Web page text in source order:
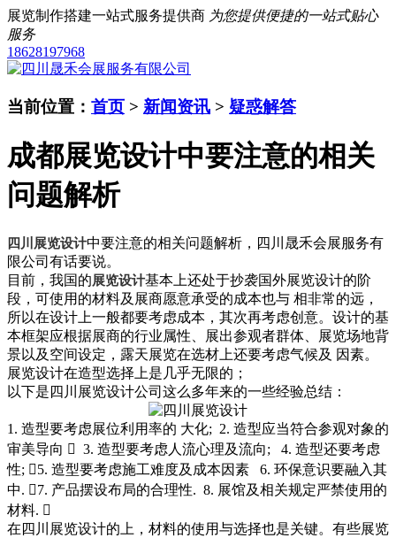
展览制作搭建一站式服务提供商 为您提供便捷的一站式贴心
服务
18628197968
当前位置： 首页 > 新闻资讯 > 疑惑解答
成都展览设计中要注意的相关
问题解析
四川展览设计中要注意的相关问题解析，四川晟禾会展服务有
限公司有话要说。
目前，我国的展览设计基本上还处于抄袭国外展览设计的阶
段，可使用的材料及展商愿意承受的成本也与 相非常的远，
所以在设计上一般都要考虑成本，其次再考虑创意。设计的基
本框架应根据展商的行业属性、展出参观者群体、展览场地背
景以及空间设定，露天展览在选材上还要考虑气候及 因素。
展览设计在造型选择上是几乎无限的；
以下是四川展览设计公司这么多年来的一些经验总结：
1. 造型要考虑展位利用率的 大化; 2. 造型应当符合参观对象的
审美导向 󰀀 3. 造型要考虑人流心理及流向; 4. 造型还要考虑
性; 󰀀5. 造型要考虑施工难度及成本因素 6. 环保意识要融入其
中. 󰀀7. 产品摆设布局的合理性. 8. 展馆及相关规定严禁使用的
材料. 󰀀
在四川展览设计的上，材料的使用与选择也是关键。有些展览